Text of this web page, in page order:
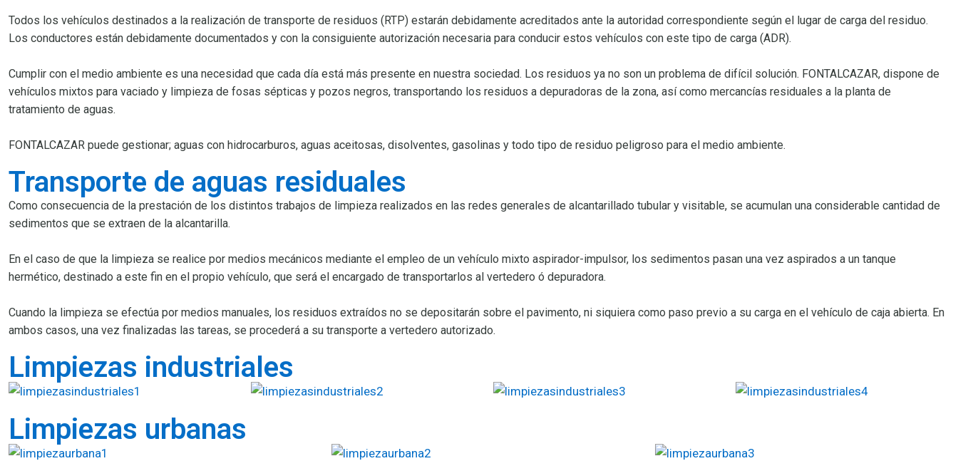
Todos los vehículos destinados a la realización de transporte de residuos (RTP) estarán debidamente acreditados ante la autoridad correspondiente según el lugar de carga del residuo.
Los conductores están debidamente documentados y con la consiguiente autorización necesaria para conducir estos vehículos con este tipo de carga (ADR).
Cumplir con el medio ambiente es una necesidad que cada día está más presente en nuestra sociedad. Los residuos ya no son un problema de difícil solución. FONTALCAZAR, dispone de
vehículos mixtos para vaciado y limpieza de fosas sépticas y pozos negros, transportando los residuos a depuradoras de la zona, así como mercancías residuales a la planta de
tratamiento de aguas.
FONTALCAZAR puede gestionar; aguas con hidrocarburos, aguas aceitosas, disolventes, gasolinas y todo tipo de residuo peligroso para el medio ambiente.
Transporte de aguas residuales
Como consecuencia de la prestación de los distintos trabajos de limpieza realizados en las redes generales de alcantarillado tubular y visitable, se acumulan una considerable cantidad de
sedimentos que se extraen de la alcantarilla.
En el caso de que la limpieza se realice por medios mecánicos mediante el empleo de un vehículo mixto aspirador-impulsor, los sedimentos pasan una vez aspirados a un tanque
hermético, destinado a este fin en el propio vehículo, que será el encargado de transportarlos al vertedero ó depuradora.
Cuando la limpieza se efectúa por medios manuales, los residuos extraídos no se depositarán sobre el pavimento, ni siquiera como paso previo a su carga en el vehículo de caja abierta. En
ambos casos, una vez finalizadas las tareas, se procederá a su transporte a vertedero autorizado.
Limpiezas industriales
Limpiezas urbanas